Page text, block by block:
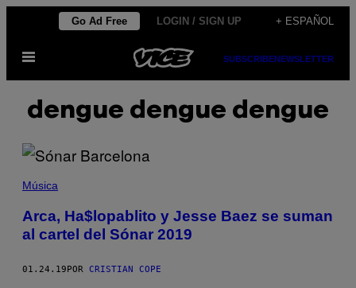
contenido
Go Ad Free LOGIN / SIGN UP + ESPAÑOL
Abrir
SUBSCRIBENEWSLETTER
dengue dengue dengue
Música
Arca, Ha$lopablito y Jesse Baez se suman
al cartel del Sónar 2019
01.24.19 POR CRISTIAN COPE